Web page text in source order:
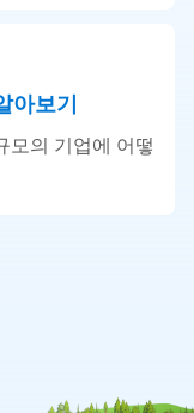
아보기
의 기업에 어떻